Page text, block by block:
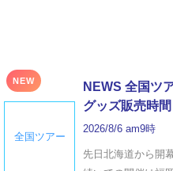
NEW
全国ツアー
NEWS 全国
グッズ販売時間
2026/8/6 am9時
先日北海道から開